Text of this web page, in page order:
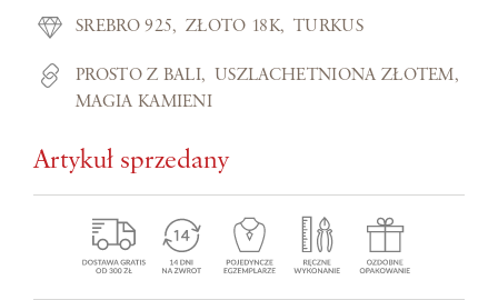
SREBRO 925 ZŁOTO 18K TURKUS
PROSTO Z BALI
USZLACHETNIONA ZŁOTEM
MAGIA KAMIENI
Artykuł sprzedany